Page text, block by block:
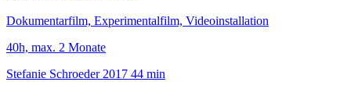
Dokumentarfilm, Experimentalfilm, Videoinstallation
40h, max. 2 Monate
Stefanie Schroeder 2017 44 min